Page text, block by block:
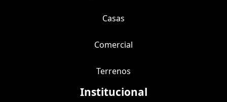
Casas
Comercial
Terrenos
Institucional